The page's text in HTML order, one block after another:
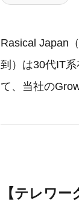
Rasical Japan
到）は30代IT
て、当社の
【テレワ